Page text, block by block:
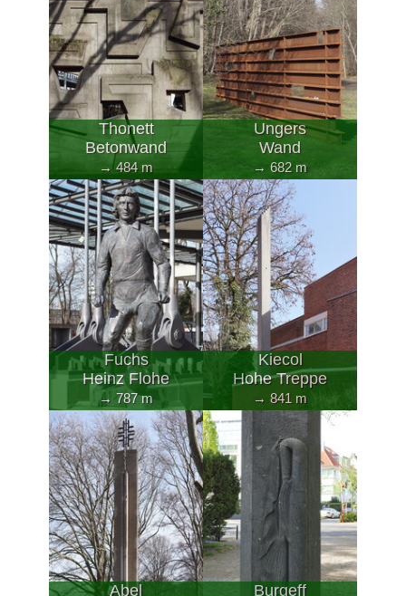
Thonett
Betonwand
→ 484 m
Ungers
Wand
→ 682 m
Fuchs
Heinz Flohe
→ 787 m
Kiecol
Hohe Treppe
→ 841 m
Abel Burgeff